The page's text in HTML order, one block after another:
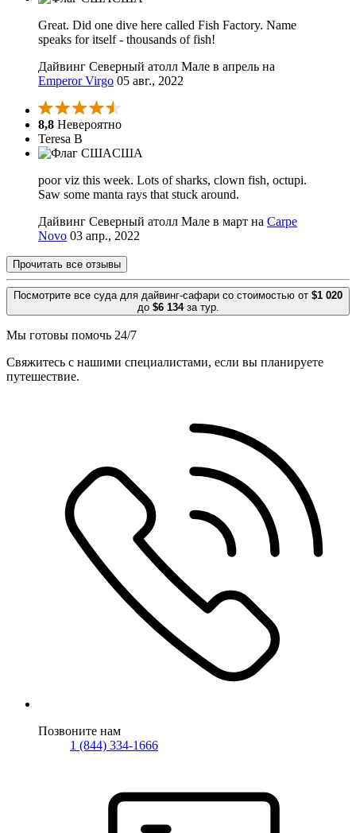
Great. Did one dive here called Fish Factory. Name
speaks for itself - thousands of fish!
Дайвинг Северный атолл Мале в апрель на
Emperor Virgo 05 авг., 2022
8,8 Невероятно
Teresa B
США
poor viz this week. Lots of sharks, clown fish, octupi.
Saw some manta rays that stuck around.
Дайвинг Северный атолл Мале в март на Carpe
Novo 03 апр., 2022
Прочитать все отзывы
Посмотрите все суда для дайвинг-сафари со стоимостью от $1 020
до $6 134за тур.
Мы готовы помочь 24/7
Свяжитесь с нашими специалистами, если вы планируете
путешествие.
Позвоните нам
1 (844) 334-1666